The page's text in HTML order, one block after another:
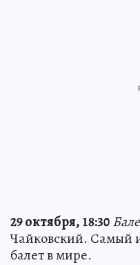
29 октября, 18:30
Чайковский. Самый
балет в мире.